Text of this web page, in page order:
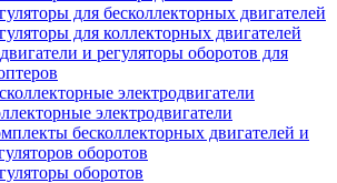
для бесколлекторных двигателей
для коллекторных двигателей
и регуляторы оборотов для
электродвигатели
электродвигатели
бесколлекторных двигателей и
оборотов
оборотов